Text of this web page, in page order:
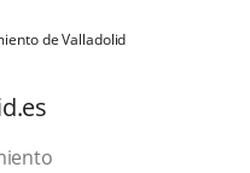
de Valladolid